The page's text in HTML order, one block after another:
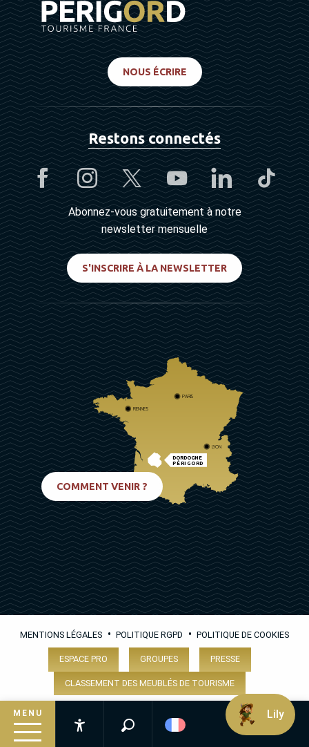
MENU
Recherche
NOUS ÉCRIRE
Restons connectés
Abonnez-vous gratuitement à notre
newsletter mensuelle
S'INSCRIRE À LA NEWSLETTER
DORDOGNE
PÉRIGORD
PARIS
RENNES
LYON
COMMENT VENIR ?
MENTIONS LÉGALES • POLITIQUE RGPD • POLITIQUE DE COOKIES
ESPACE PRO GROUPES PRESSE
CLASSEMENT DES MEUBLÉS DE TOURISME
Lily